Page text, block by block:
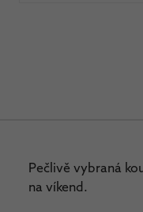
Pečlivě vybraná
na víkend.